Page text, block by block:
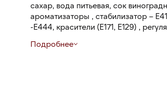
сахар, вода питьевая, сок
ароматизаторы , стабилизатор –
-Е444, красители (Е171, Е129) , регулятор кислотности – лимонная кислота,
Подробнее